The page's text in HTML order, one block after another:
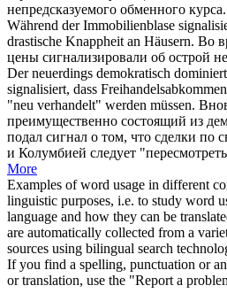
непредсказуемого обменного курса.
Während der Immobilienblase
drastische Knappheit an Häusern. Во
цены сигнализировали об острой
Der neuerdings demokratisch
signalisiert, dass
"neu verhandelt" werden müssen.
преимущественно состоящий из
подал сигнал о том, что сделки по
и Колумбией следует
More
Examples of word usage in different
linguistic purposes, i.e. to study word
language and how they can be
are automatically collected from a
sources using bilingual search
If you find a spelling, punctuation or
or translation, use the "Report a